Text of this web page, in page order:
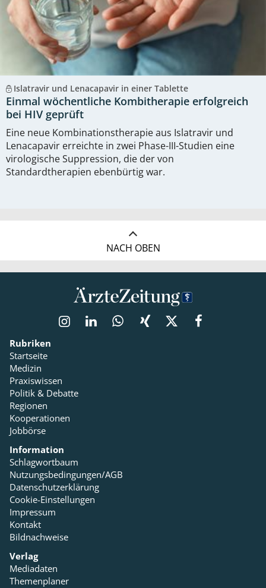
Islatravir und Lenacapavir in einer Tablette
Einmal wöchentliche Kombitherapie erfolgreich
bei HIV geprüft
Eine neue Kombinationstherapie aus Islatravir und
Lenacapavir erreichte in zwei Phase-III-Studien eine
virologische Suppression, die der von
Standardtherapien ebenbürtig war.
NACH OBEN
Rubriken
Startseite
Medizin
Praxiswissen
Politik & Debatte
Regionen
Kooperationen
Jobbörse
Information
Schlagwortbaum
Nutzungsbedingungen/AGB
Datenschutzerklärung
Cookie-Einstellungen
Impressum
Kontakt
Bildnachweise
Verlag
Mediadaten
Themenplaner